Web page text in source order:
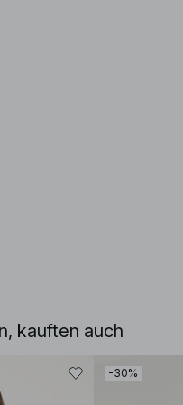
kauften auch
-30%